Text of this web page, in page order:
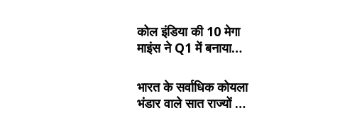
कोल इंडिया की 10 मेगा
माइंस ने Q1 में बनाया
और MCL की खदानों का
दबदबा
भारत के सर्वाधिक कोयला
भंडार वाले सात राज्यों के